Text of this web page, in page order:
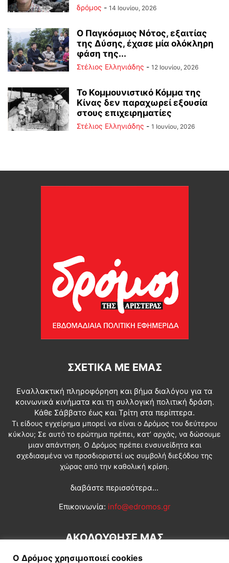
δρόμος - 14 Ιουνίου, 2026
Ο Παγκόσμιος Νότος, εξαιτίας
της Δύσης, έχασε μία ολόκληρη
φάση της...
Στέλιος Ελληνιάδης - 12 Ιουνίου, 2026
Το Κομμουνιστικό Κόμμα της
Κίνας δεν παραχωρεί εξουσία
στους επιχειρηματίες
Στέλιος Ελληνιάδης - 1 Ιουνίου, 2026
ΣΧΕΤΙΚΆ ΜΕ ΕΜΆΣ
Εναλλακτική πληροφόρηση και βήμα διαλόγου για τα
κοινωνικά κινήματα και τη συλλογική πολιτική δράση.
Κάθε Σάββατο έως και Τρίτη στα περίπτερα.
Τι είδους εγχείρημα μπορεί να είναι ο Δρόμος του δεύτερου
κύκλου; Σε αυτό το ερώτημα πρέπει, κατ’ αρχάς, να δώσουμε
μιαν απάντηση. Ο Δρόμος πρέπει ενσυνείδητα και
σχεδιασμένα να προσδιοριστεί ως συμβολή διεξόδου της
χώρας από την καθολική κρίση.
διαβάστε περισσότερα...
Επικοινωνία: info@edromos.gr
ΑΚΟΛΟΥΘΗΣΕ ΜΑΣ
Ο Δρόμος χρησιμοποιεί cookies